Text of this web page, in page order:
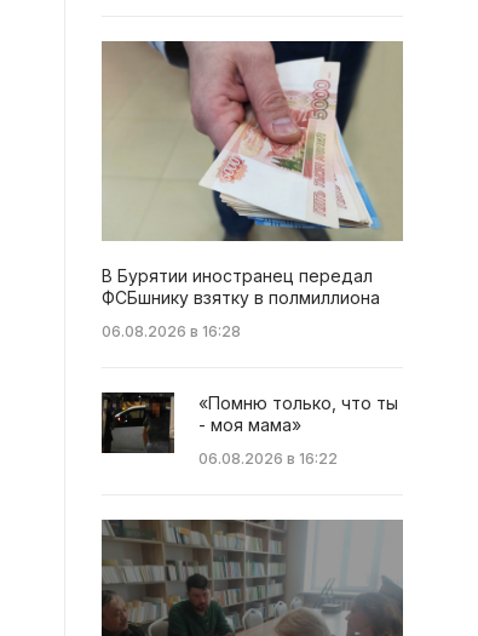
В Бурятии иностранец передал
ФСБшнику взятку в полмиллиона
06.08.2026 в 16:28
«Помню только, что ты
- моя мама»
06.08.2026 в 16:22